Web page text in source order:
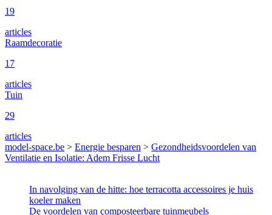
19
articles
Raamdecoratie
17
articles
Tuin
29
articles
model-space.be > Energie besparen > Gezondheidsvoordelen van
Ventilatie en Isolatie: Adem Frisse Lucht
In navolging van de hitte: hoe terracotta accessoires je huis
koeler maken
De voordelen van composteerbare tuinmeubels